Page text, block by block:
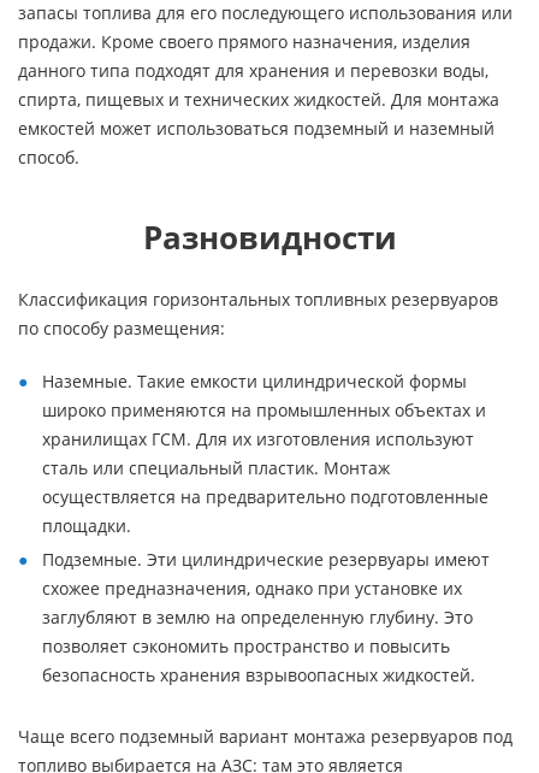
запасы топлива для его последующего использования или
продажи. Кроме своего прямого назначения, изделия
данного типа подходят для хранения и перевозки воды,
спирта, пищевых и технических жидкостей. Для монтажа
емкостей может использоваться подземный и наземный
способ.
Разновидности
Классификация горизонтальных топливных резервуаров
по способу размещения:
Наземные. Такие емкости цилиндрической формы
широко применяются на промышленных объектах и
хранилищах ГСМ. Для их изготовления используют
сталь или специальный пластик. Монтаж
осуществляется на предварительно подготовленные
площадки.
Подземные. Эти цилиндрические резервуары имеют
схожее предназначения, однако при установке их
заглубляют в землю на определенную глубину. Это
позволяет сэкономить пространство и повысить
безопасность хранения взрывоопасных жидкостей.
Чаще всего подземный вариант монтажа резервуаров под
топливо выбирается на АЗС: там это является